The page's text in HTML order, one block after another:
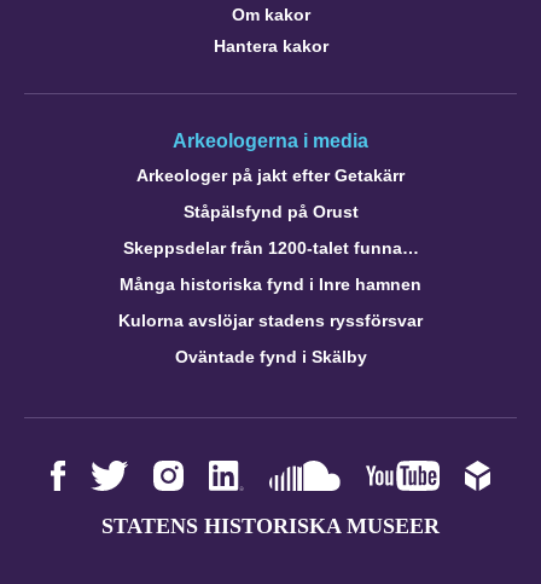
Om kakor
Hantera kakor
Arkeologerna i media
Arkeologer på jakt efter Getakärr
Ståpälsfynd på Orust
Skeppsdelar från 1200-talet funna…
Många historiska fynd i Inre hamnen
Kulorna avslöjar stadens ryssförsvar
Oväntade fynd i Skälby
STATENS HISTORISKA MUSEER